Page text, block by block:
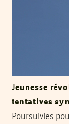
Jeunesse
tentatives
Poursuivies